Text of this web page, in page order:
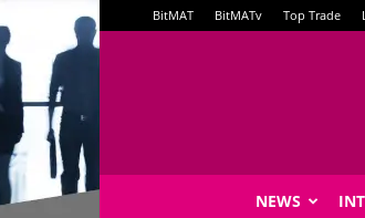
BitMAT BitMATv Top Trade
NEWS